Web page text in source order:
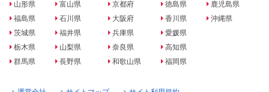
山形県
福島県
茨城県
栃木県
群馬県
富山県
石川県
福井県
山梨県
長野県
京都府
大阪府
兵庫県
奈良県
和歌山県
徳島県
香川県
愛媛県
高知県
福岡県
鹿児島県
沖縄県